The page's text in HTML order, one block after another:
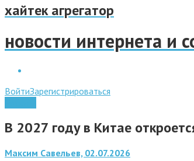
хайтек агрегатор
новости интернета и
ВойтиЗарегистрироваться
В 2027 году в Китае
Максим Савельев, 02.07.2026